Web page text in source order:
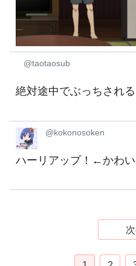
@taotaosub
絶対途中でぶっちされ
@kokonosoken
ハーリアップ！←かわ